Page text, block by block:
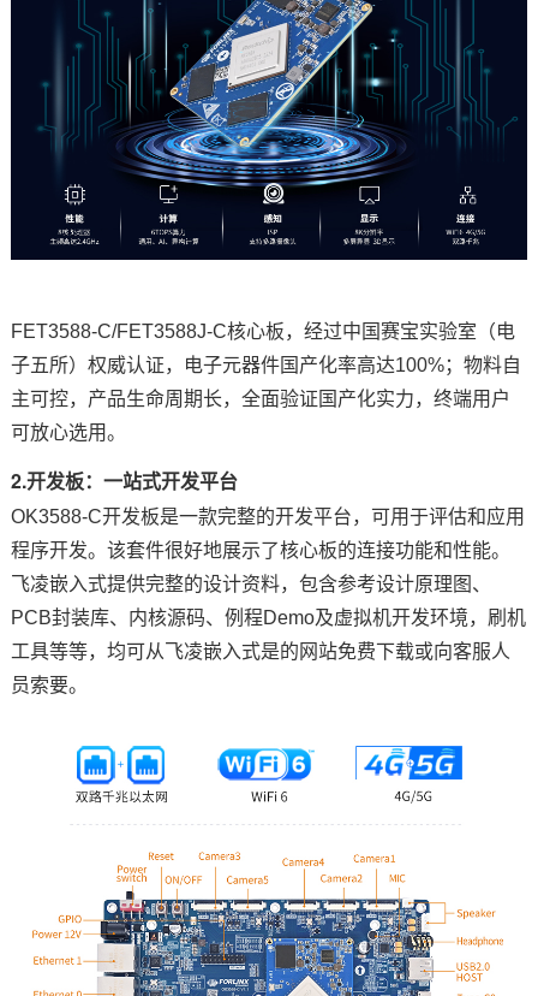
FET3588-C/FET3588J-C核心板，经过中国赛宝实验室（电
子五所）权威认证，电子元器件国产化率高达100%；物料自
主可控，产品生命周期长，全面验证国产化实力，终端用户
可放心选用。
2.开发板：一站式开发平台
OK3588-C开发板是一款完整的开发平台，可用于评估和应用
程序开发。该套件很好地展示了核心板的连接功能和性能。
飞凌嵌入式提供完整的设计资料，包含参考设计原理图、
PCB封装库、内核源码、例程Demo及虚拟机开发环境，刷机
工具等等，均可从飞凌嵌入式是的网站免费下载或向客服人
员索要。